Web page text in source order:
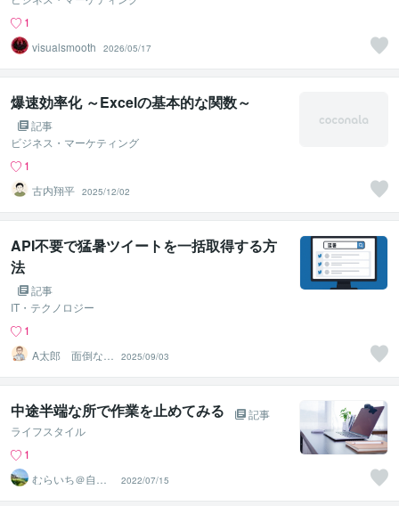
1
visualsmooth
2026/05/17
爆速効率化 ～Excelの基本的な関数～
記事
ビジネス・マーケティング
1
古内翔平 2025/12/02
API不要で猛暑ツイートを一括取得する方
法
記事
IT・テクノロジー
1
A太郎 面倒な作
業を自動化させ
たいSE
2025/09/03
中途半端な所で作業を止めてみる
記事
ライフスタイル
1
むらいち＠自己
啓発ライター
2022/07/15